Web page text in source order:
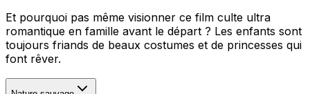
Et pourquoi pas même visionner ce film culte ultra
romantique en famille avant le départ ? Les enfants sont
toujours friands de beaux costumes et de princesses qui
font rêver.